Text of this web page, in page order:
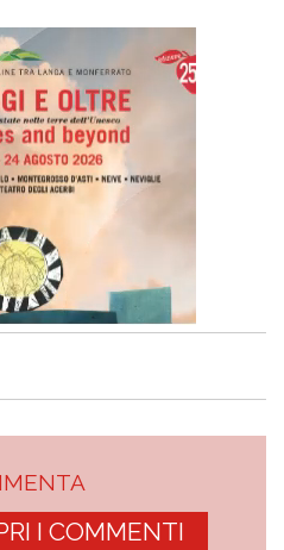
I COMMENTI